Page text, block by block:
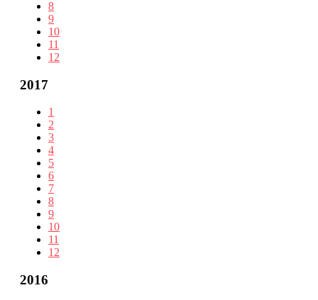
8
9
10
11
12
2017
1
2
3
4
5
6
7
8
9
10
11
12
2016